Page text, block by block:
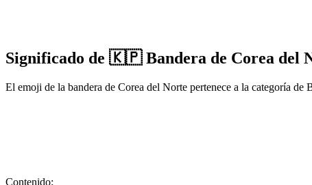
Significado de 🇰🇵 Bandera de Corea del
El emoji de la bandera de Corea del Norte pertenece a la categoría
Contenido: